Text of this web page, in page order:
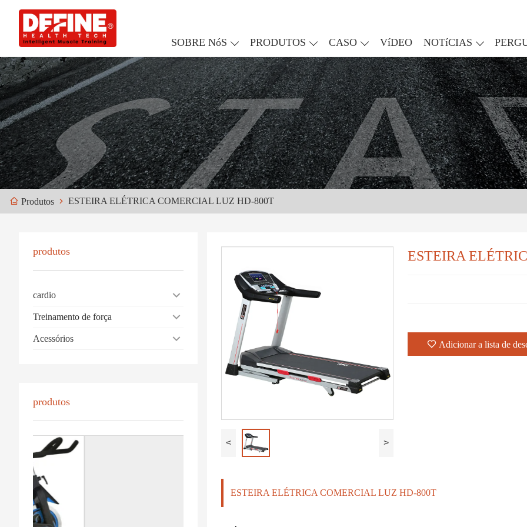
SOBRE NóS PRODUTOS CASO VíDEO NOTíCIAS
Produtos ESTEIRA ELÉTRICA COMERCIAL LUZ HD-800T
produtos
cardio
Treinamento de força
Acessórios
produtos
< >
ESTEIRA
Adicionar a lista de
ESTEIRA ELÉTRICA COMERCIAL LUZ HD-800T